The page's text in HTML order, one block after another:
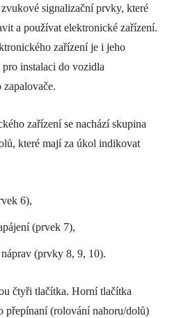
signalizační prvky, které
a používat elektronické zařízení.
zařízení je i jeho
instalaci do vozidla
zařízení se nachází skupina
které mají za úkol indikovat
6),
(prvek 7),
(prvky 8, 9, 10).
čtyři tlačítka. Horní tlačítka
přepínaní (rolování nahoru/dolů)